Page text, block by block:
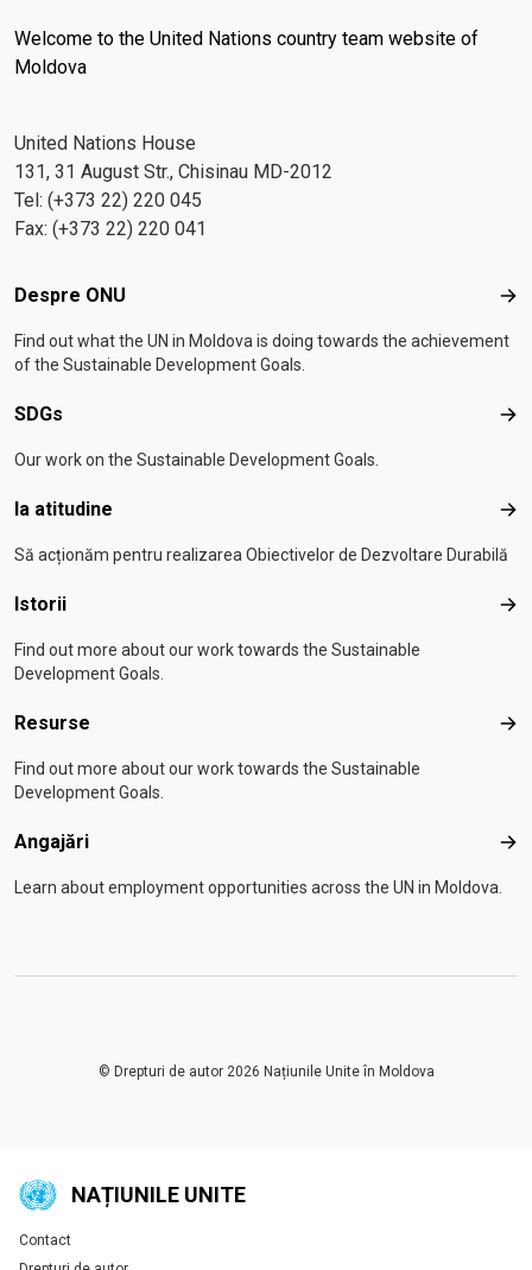
Welcome to the United Nations country team website of
Moldova
United Nations House
131, 31 August Str., Chisinau MD-2012
Tel: (+373 22) 220 045
Fax: (+373 22) 220 041
Footer menu
Despre ONU
Find out what the UN in Moldova is doing towards the achievement
of the Sustainable Development Goals.
SDGs
Our work on the Sustainable Development Goals.
Ia atitudine Ia
Să acționăm pentru realizarea Obiectivelor de Dezvoltare Durabilă
Istorii
Find out more about our work towards the Sustainable
Development Goals.
Resurse
Find out more about our work towards the Sustainable
Development Goals.
Angajări
Learn about employment opportunities across the UN in Moldova.
© Drepturi de autor 2026 Națiunile Unite în Moldova
NAȚIUNILE UNITE
Global U.N. menu
Contact